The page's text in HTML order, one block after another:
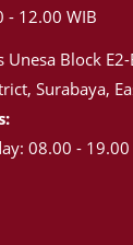
- 12.00 WIB
Unesa Block
Surabaya,
08.00 - 19.00